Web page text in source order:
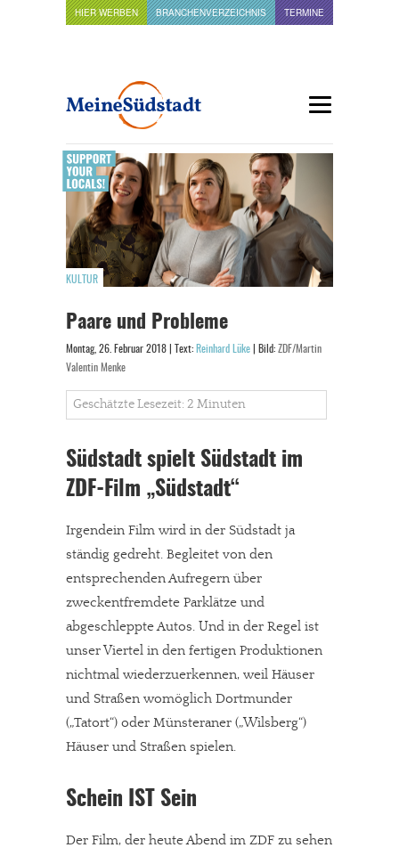
HIER WERBEN BRANCHENVERZEICHNIS TERMINE
KULTUR
Paare und Probleme
Montag, 26. Februar 2018 | Text: Reinhard Lüke | Bild: ZDF/Martin
Valentin Menke
Geschätzte Lesezeit: 2 Minuten
Südstadt spielt Südstadt im
ZDF-Film „Südstadt“
Irgendein Film wird in der Südstadt ja
ständig gedreht. Begleitet von den
entsprechenden Aufregern über
zweckentfremdete Parklätze und
abgeschleppte Autos. Und in der Regel ist
unser Viertel in den fertigen Produktionen
nichtmal wiederzuerkennen, weil Häuser
und Straßen womöglich Dortmunder
(„Tatort“) oder Münsteraner („Wilsberg“)
Häuser und Straßen spielen.
Schein IST Sein
Der Film, der heute Abend im ZDF zu sehen